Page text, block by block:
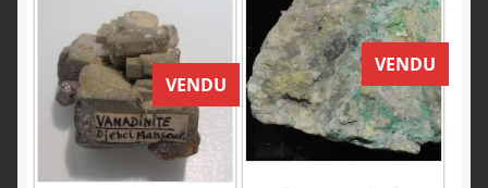
VENDU
VENDU